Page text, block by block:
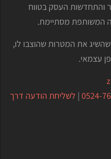
והתחדשות העסק בטווח
המשותפת מסתיימת.
את המטרות שהוצבו לו,
עצמאי.
0524-
| לשליחת הודעה דרך